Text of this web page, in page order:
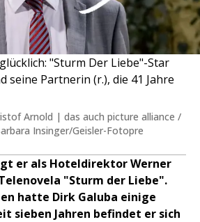
"Sturm Der Liebe"-Star
seine Partnerin (r.), die 41 Jahre
Arnold | das auch picture alliance /
Insinger/Geisler-Fotopre
er als Hoteldirektor Werner
"Sturm der Liebe".
hatte Dirk Galuba einige
sieben Jahren befindet er sich